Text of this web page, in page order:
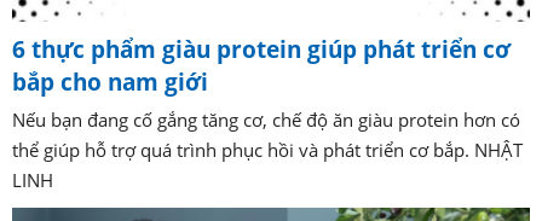
6 thực phẩm giàu protein giúp phát triển cơ
bắp cho nam giới
Nếu bạn đang cố gắng tăng cơ, chế độ ăn giàu protein hơn có
thể giúp hỗ trợ quá trình phục hồi và phát triển cơ bắp. NHẬT
LINH